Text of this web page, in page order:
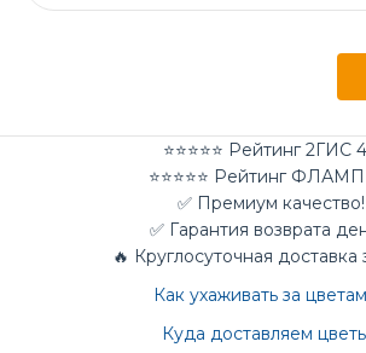
⭐⭐⭐⭐⭐ Рейтинг 2ГИС
⭐⭐⭐⭐⭐ Рейтинг
✅ Премиум качество!
✅ Гарантия возврата
🔥 Круглосуточная доставка
Как ухаживать за
Куда доставляем